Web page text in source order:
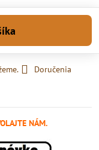
Doručenia
NÁM.